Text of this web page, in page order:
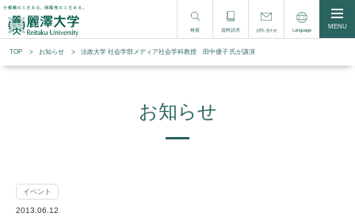
検索 資料請求 お問い合わせ Language MENU
TOP お知らせ 法政大学 社会学部メディア社会学科教授 田中優子 氏が講演
お知らせ
イベント
2013.06.12